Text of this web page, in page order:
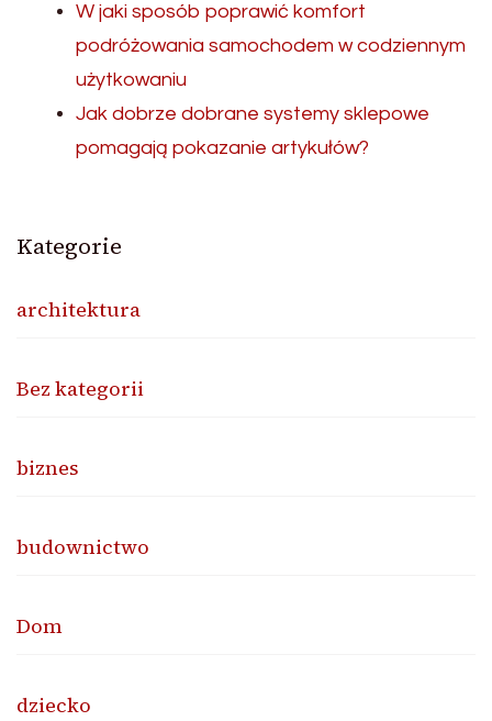
W jaki sposób poprawić komfort
podróżowania samochodem w codziennym
użytkowaniu
Jak dobrze dobrane systemy sklepowe
pomagają pokazanie artykułów?
Kategorie
architektura
Bez kategorii
biznes
budownictwo
Dom
dziecko